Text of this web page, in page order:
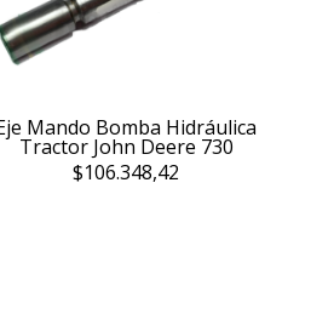
Mando Bomba Hidráulica
Tractor John Deere 730
$106.348,42